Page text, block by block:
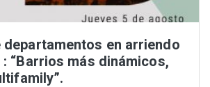
departamentos en arriendo
: “Barrios más dinámicos,